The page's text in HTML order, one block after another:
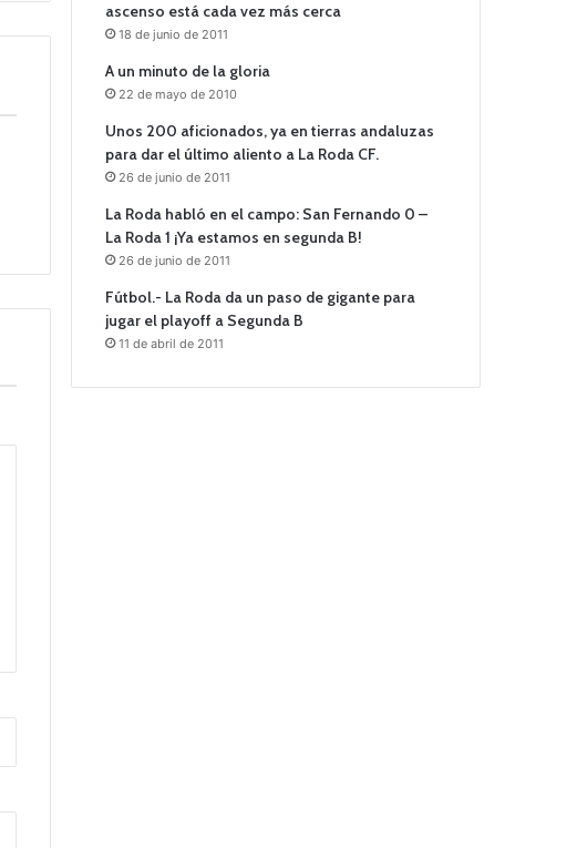
ascenso está cada vez más cerca
18 de junio de 2011
A un minuto de la gloria
22 de mayo de 2010
Unos 200 aficionados, ya en tierras andaluzas
para dar el último aliento a La Roda CF.
26 de junio de 2011
La Roda habló en el campo: San Fernando 0 –
La Roda 1 ¡Ya estamos en segunda B!
26 de junio de 2011
Fútbol.- La Roda da un paso de gigante para
jugar el playoff a Segunda B
11 de abril de 2011